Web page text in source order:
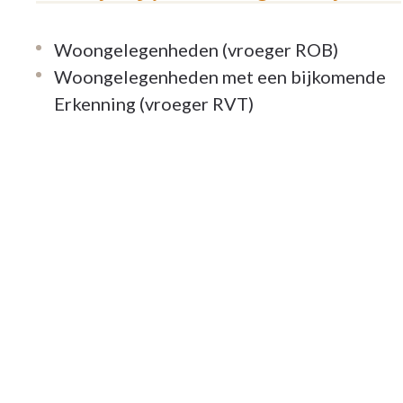
Woongelegenheden (vroeger ROB)
Woongelegenheden met een bijkomende
Erkenning (vroeger RVT)